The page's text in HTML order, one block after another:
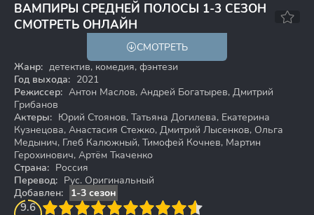
ВАМПИРЫ СРЕДНЕЙ ПОЛОСЫ 1-3 СЕЗОН
СМОТРЕТЬ ОНЛАЙН
8.3
СМОТРЕТЬ
Жанр: детектив, комедия, фэнтези
Год выхода: 2021
Режиссер: Антон Маслов, Андрей Богатырев, Дмитрий
Грибанов
Актеры: Юрий Стоянов, Татьяна Догилева, Екатерина
Кузнецова, Анастасия Стежко, Дмитрий Лысенков, Ольга
Медынич, Глеб Калюжный, Тимофей Кочнев, Мартин
Герохинович, Артём Ткаченко
Страна: Россия
Перевод: Рус. Оригинальный
Добавлен:
1-3 сезон
9.6
4 5 6 7 8 9 10